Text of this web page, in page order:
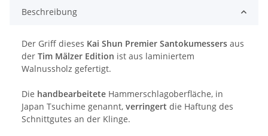
Beschreibung
Der Griff dieses Kai Shun Premier Santokumessers aus
der Tim Mälzer Edition ist aus laminiertem
Walnussholz gefertigt.
Die handbearbeitete Hammerschlagoberfläche, in
Japan Tsuchime genannt, verringert die Haftung des
Schnittgutes an der Klinge.